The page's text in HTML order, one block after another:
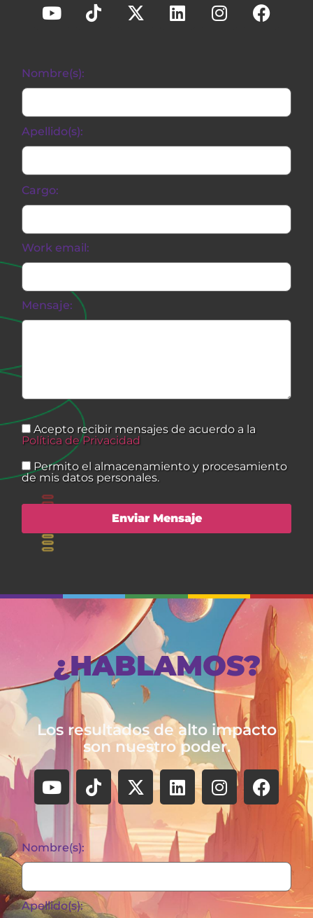
Nombre(s):
Apellido(s):
Cargo:
Work email:
Mensaje:
Acepto recibir mensajes de acuerdo a la
Política de Privacidad
Permito el almacenamiento y procesamiento
de mis datos personales.
¿HABLAMOS?
Los resultados de alto impacto
son nuestro poder.
Nombre(s):
Apellido(s):